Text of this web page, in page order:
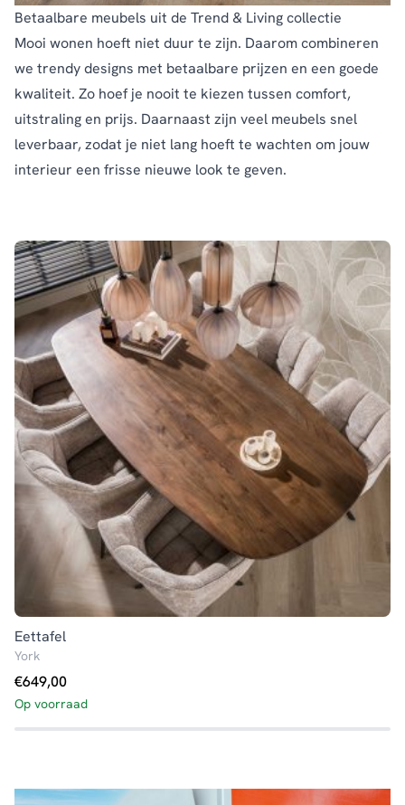
Betaalbare meubels uit de Trend & Living collectie
Mooi wonen hoeft niet duur te zijn. Daarom combineren
we trendy designs met betaalbare prijzen en een goede
kwaliteit. Zo hoef je nooit te kiezen tussen comfort,
uitstraling en prijs. Daarnaast zijn veel meubels snel
leverbaar, zodat je niet lang hoeft te wachten om jouw
interieur een frisse nieuwe look te geven.
Eettafel
York
€649,00
Op voorraad